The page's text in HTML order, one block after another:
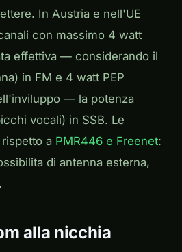
In Austria e nell'UE
con massimo 4 watt
effettiva — considerando il
in FM e 4 watt PEP
— la potenza
vocali) in SSB. Le
a PMR446 e Freenet:
di antenna esterna,
alla nicchia